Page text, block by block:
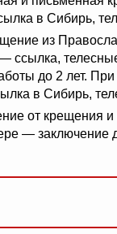
в Сибирь,
из
ссылка,
до 2 лет.
в Сибирь,
от крещения и
— заключение